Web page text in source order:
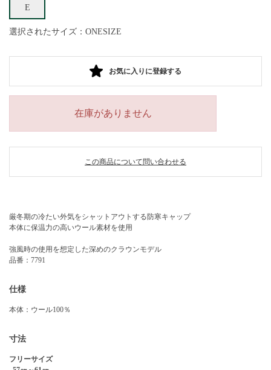
E
選択されたサイズ：ONESIZE
お気に入りに登録する
在庫がありません
この商品について問い合わせる
厳冬期の冷たい外気をシャットアウトする防寒キャップ
本体に保温力の高いウール素材を使用
強風時の使用を想定した深めのクラウンモデル
品番：7791
仕様
本体：ウール100％
寸法
フリーサイズ